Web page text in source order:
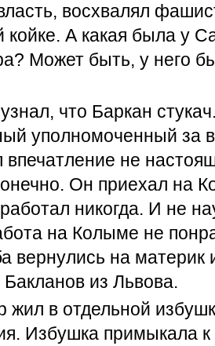
восхвалял
койке. А какая была у
Может быть, у него
что Баркан
уполномоченный за
впечатление не
Он приехал на
никогда. И не
на Колыме не
вернулись на материк
из Львова.
жил в отдельной
Избушка примыкала к